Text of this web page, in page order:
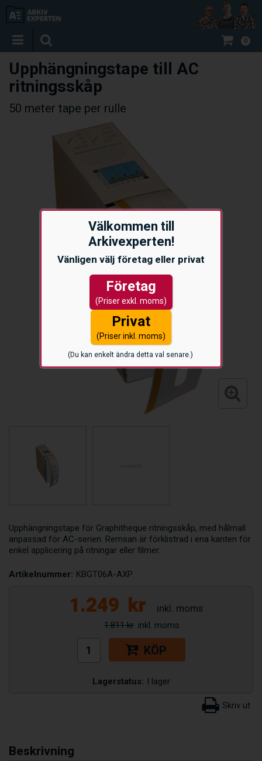
Välkommen till
Arkivexperten!
Vänligen välj företag eller privat
Företag
(Priser exkl. moms)
Privat
(Priser inkl. moms)
(Du kan enkelt ändra detta val senare.)
0
Upphängningstape till AC
ritningsskåp
50 meter tape per rulle
Upphängningstape för Graphitheque ritningsskåp, med hålmall
anpassad för AC-serien. Remsan är förklistrad i ena kanten för
enkel applicering på ritningar eller filmer.
Artikelnummer: KBGT06A-AXP
1.249 kr
1.811 kr
KÖP
Lagerstatus: I lager
Beskrivning